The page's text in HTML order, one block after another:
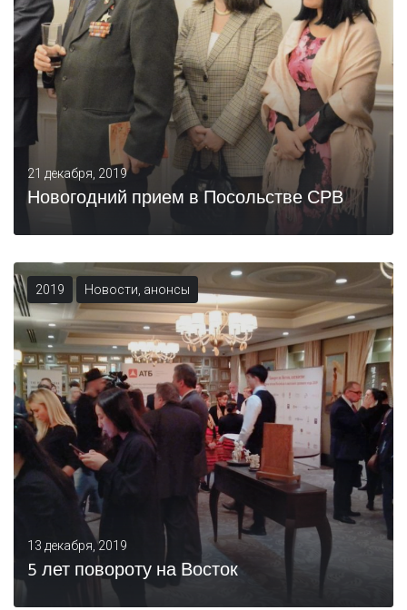
21 декабря, 2019
Новогодний прием в Посольстве СРВ
2019 Новости, анонсы
13 декабря, 2019
5 лет повороту на Восток